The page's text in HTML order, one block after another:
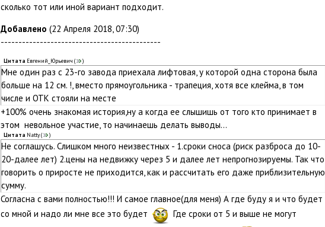
сколько тот или иной вариант подходит.
Добавлено (22 Апреля 2018, 07:30)
---------------------------------------------
Цитата Евгений_Юрьевич ( )
Мне один раз с 23-го завода приехала лифтовая, у которой одна сторона была
больше на 12 см. !, вместо прямоугольника - трапеция, хотя все клейма, в том
числе и ОТК стояли на месте
+100% очень знакомая история,ну а когда ее слышишь от того кто принимает в
этом невольное участие, то начинаешь делать выводы...
Цитата Natty( )
Не соглашусь. Слишком много неизвестных - 1.сроки сноса (риск разброса до 10-
20-далее лет) 2.цены на недвижку через 5 и далее лет непрогнозируемы. Так что
говорить о приросте не приходится, как и рассчитать его даже приблизительную
сумму.
Согласна с вами полностью!!! И самое главное(для меня) А где буду я и что будет
со мной и надо ли мне все это будет
Где сроки от 5 и выше не могут